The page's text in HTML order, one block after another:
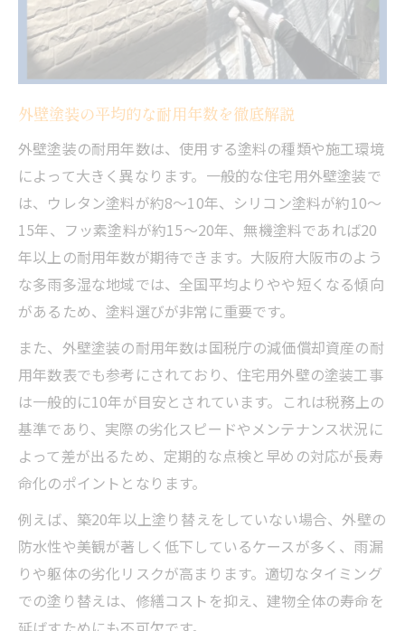
外壁塗装の耐用年数別おすすめ塗料紹介
外壁塗装で重視すべき耐久性とコスト比較
シリコンや無機塗料の特徴と選び方のコツ
外壁塗装を長持ちさせる施工業者選定法
国税庁基準で見る外壁塗装と減価償却の関係
外壁塗装の減価償却年数と耐用年数の違い
国税庁の耐用年数を活用した節税ポイント
外壁塗装と減価償却の基礎をやさしく解説
外壁塗装工事の経費計上と耐久性の関係
外壁塗装の耐用年数ランキングとの比較
外壁塗装を20年放置した場合のリスクとは
外壁塗装を長期間放置した際の劣化症状
20年未塗装による外壁の寿命短縮リスク
外壁塗装のメンテナンス不足が招くトラブ
ル
塗装工事の耐用年数を超えた場合の注意点
外壁塗装の耐用年数ランキングを徹底解説
外壁塗装の耐用年数ランキング最新情報
主要塗料ごとの外壁塗装寿命を比較
外壁塗装の平均的な耐用年数を徹底解説
外壁塗装の耐用年数は、使用する塗料の種類や施工環境
によって大きく異なります。一般的な住宅用外壁塗装で
は、ウレタン塗料が約8〜10年、シリコン塗料が約10〜
15年、フッ素塗料が約15〜20年、無機塗料であれば20
年以上の耐用年数が期待できます。大阪府大阪市のよう
な多雨多湿な地域では、全国平均よりやや短くなる傾向
があるため、塗料選びが非常に重要です。
また、外壁塗装の耐用年数は国税庁の減価償却資産の耐
用年数表でも参考にされており、住宅用外壁の塗装工事
は一般的に10年が目安とされています。これは税務上の
基準であり、実際の劣化スピードやメンテナンス状況に
よって差が出るため、定期的な点検と早めの対応が長寿
命化のポイントとなります。
例えば、築20年以上塗り替えをしていない場合、外壁の
防水性や美観が著しく低下しているケースが多く、雨漏
りや躯体の劣化リスクが高まります。適切なタイミング
での塗り替えは、修繕コストを抑え、建物全体の寿命を